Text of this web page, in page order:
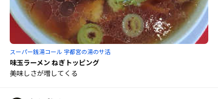
スーパー銭湯コール 宇都宮の湯のサ活
味玉ラーメン ねぎトッピング
美味しさが増してくる